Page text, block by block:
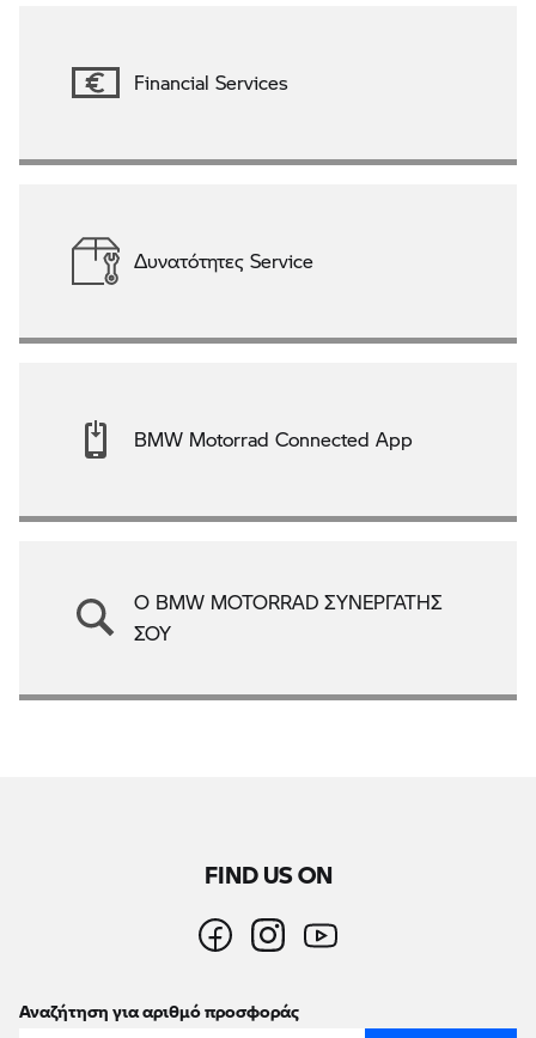
Financial Services
Δυνατότητες Service
BMW Motorrad Connected App
Ο BMW MOTORRAD ΣΥΝΕΡΓΑΤΗΣ
ΣΟΥ
FIND US ON
Αναζήτηση για αριθμό προσφοράς